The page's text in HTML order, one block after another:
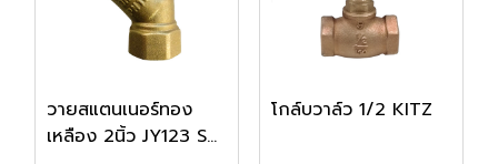
วายสแตนเนอร์ทอง
เหลือง 2นิ้ว JY123 S...
โกล์บวาล์ว 1/2 KITZ